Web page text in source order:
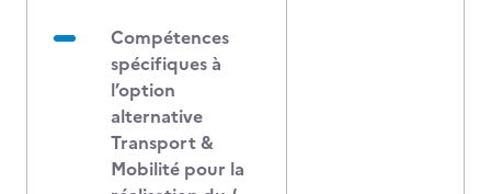
Compétences
spécifiques à
l’option
alternative
Transport &
Mobilité pour la